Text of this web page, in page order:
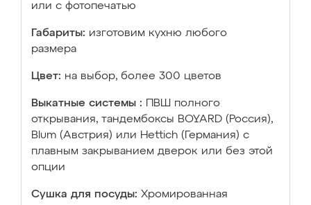
или с фотопечатью
Габариты: изготовим кухню любого
размера
Цвет: на выбор, более 300 цветов
Выкатные системы :
ПВШ полного
открывания, тандембоксы BOYARD (Россия),
Blum (Австрия) или Hettich (Германия) с
плавным закрыванием дверок или без этой
опции
Сушка для посуды: Хромированная